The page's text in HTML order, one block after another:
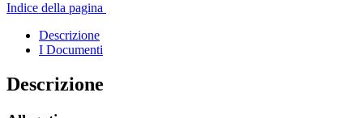
Indice della pagina
Descrizione
I Documenti
Descrizione